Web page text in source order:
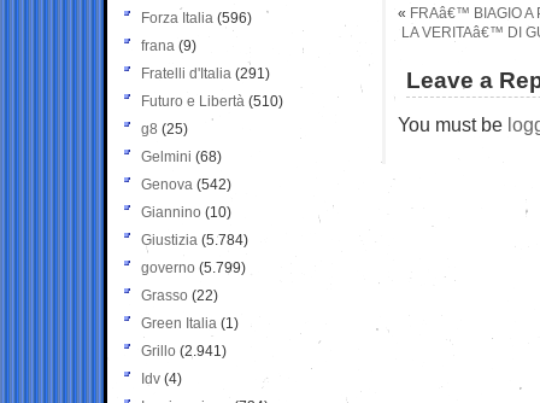
« FRAâ€™ BIAGIO A
LA VERITAâ€™ DI
Leave a
You must be
Forza Italia (596)
frana (9)
Fratelli d'Italia (291)
Futuro e Libertà (510)
g8 (25)
Gelmini (68)
Genova (542)
Giannino (10)
Giustizia (5.784)
governo (5.799)
Grasso (22)
Green Italia (1)
Grillo (2.941)
Idv (4)